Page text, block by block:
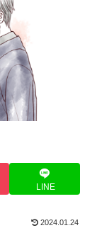
LINE
2024.01.24